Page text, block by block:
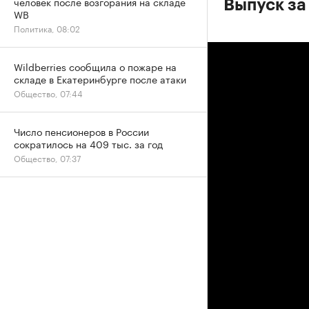
Выпуск
WB
Политика, 08:02
Wildberries сообщила о пожаре на
складе в Екатеринбурге после атаки
Общество, 07:44
Число пенсионеров в России
сократилось на 409 тыс. за год
Общество, 07:37